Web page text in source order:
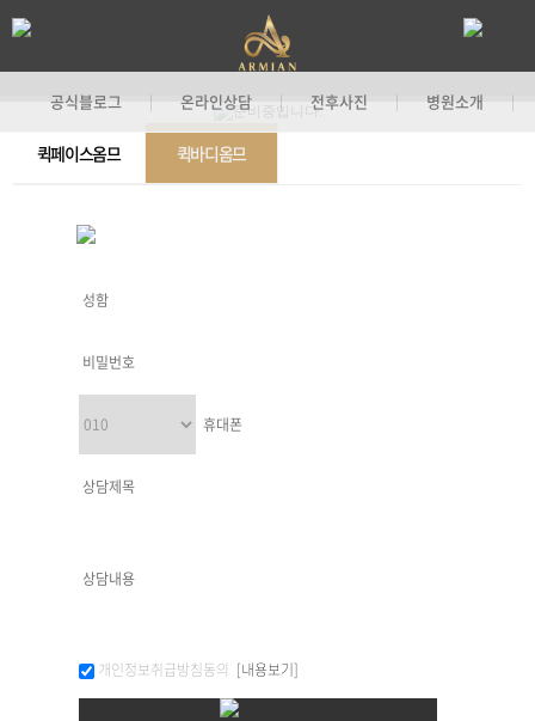
공식블로그 온라인상담 전후사진 병원소개
퀵페이스옴므 퀵바디옴므
개인정보취급방침동의 [내용보기]